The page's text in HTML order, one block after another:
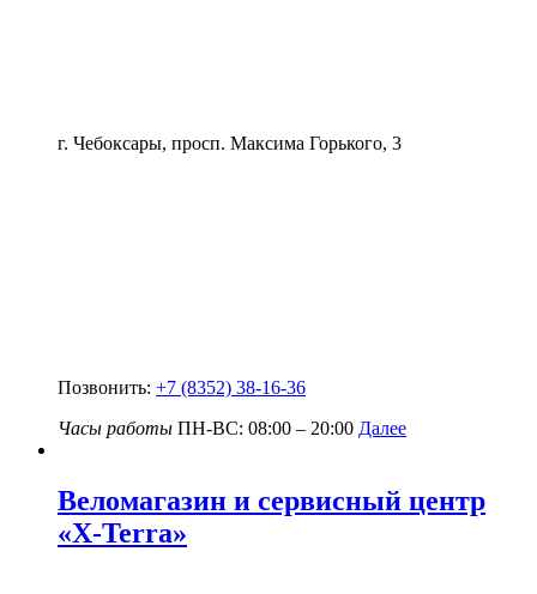
г. Чебоксары, просп. Максима Горького, 3
Позвонить: +7 (8352) 38-16-36
Часы работы ПН-ВС: 08:00 – 20:00 Далее
Веломагазин и сервисный центр
«X-Terra»